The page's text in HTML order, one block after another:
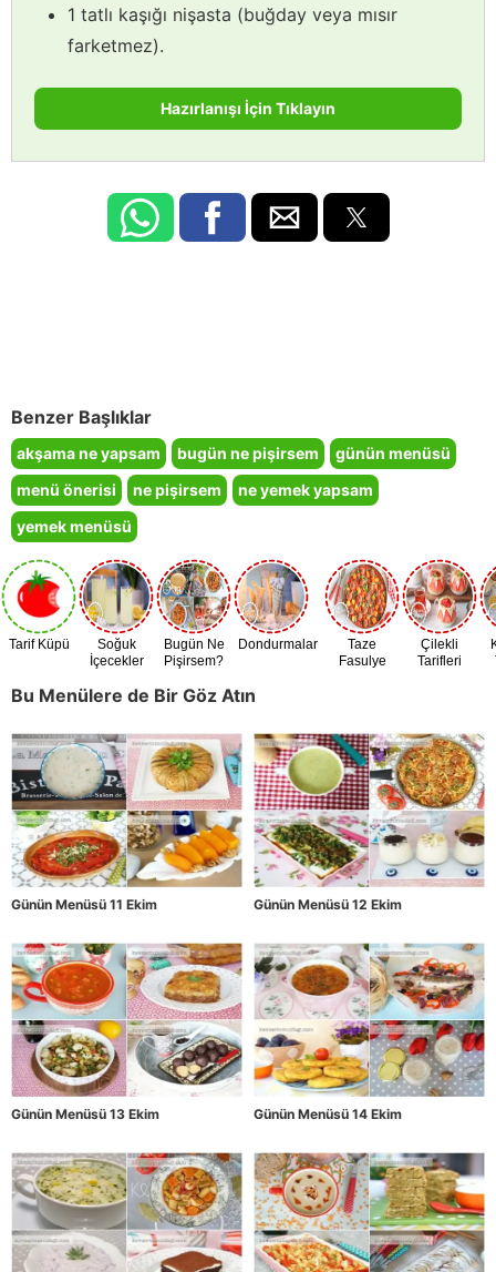
1 tatlı kaşığı nişasta (buğday veya mısır
farketmez).
Hazırlanışı İçin Tıklayın
Benzer Başlıklar
akşama ne yapsam bugün ne pişirsem
günün menüsü
menü önerisi
ne pişirsem
ne yemek yapsam
yemek menüsü
Tarif Küpü
Soğuk
İçecekler
Bugün Ne
Pişirsem?
Dondurmalar
Taze
Fasulye
Çilekli
Tarifleri
Bu Menülere de Bir Göz Atın
Günün Menüsü 11 Ekim Günün Menüsü 12 Ekim
Günün Menüsü 13 Ekim Günün Menüsü 14 Ekim